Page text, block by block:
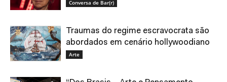
Conversa de Bar(r)
Traumas do regime escravocrata são
abordados em cenário hollywoodiano
Arte